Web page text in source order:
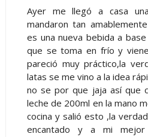
Ayer me llegó a casa
mandaron tan
es una nueva bebida a
que se toma en frío y
pareció muy práctico,la
latas se me vino a la idea
no se por que jaja así que
leche de 200ml en la mano
cocina y salió esto ,la
encantado y a mi